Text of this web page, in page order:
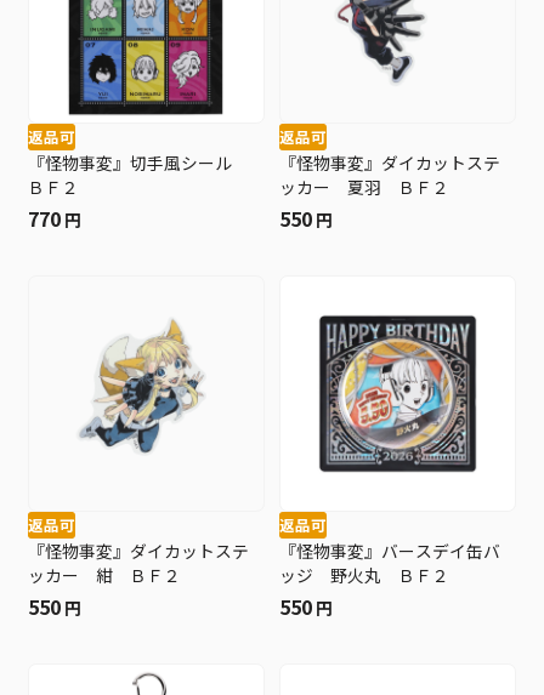
返品可
『怪物事変』切手風シール
ＢＦ２
770 円
返品可
『怪物事変』ダイカットステ
ッカー 夏羽 ＢＦ２
550 円
返品可
『怪物事変』ダイカットステ
ッカー 紺 ＢＦ２
550 円
返品可
『怪物事変』バースデイ缶バ
ッジ 野火丸 ＢＦ２
550 円